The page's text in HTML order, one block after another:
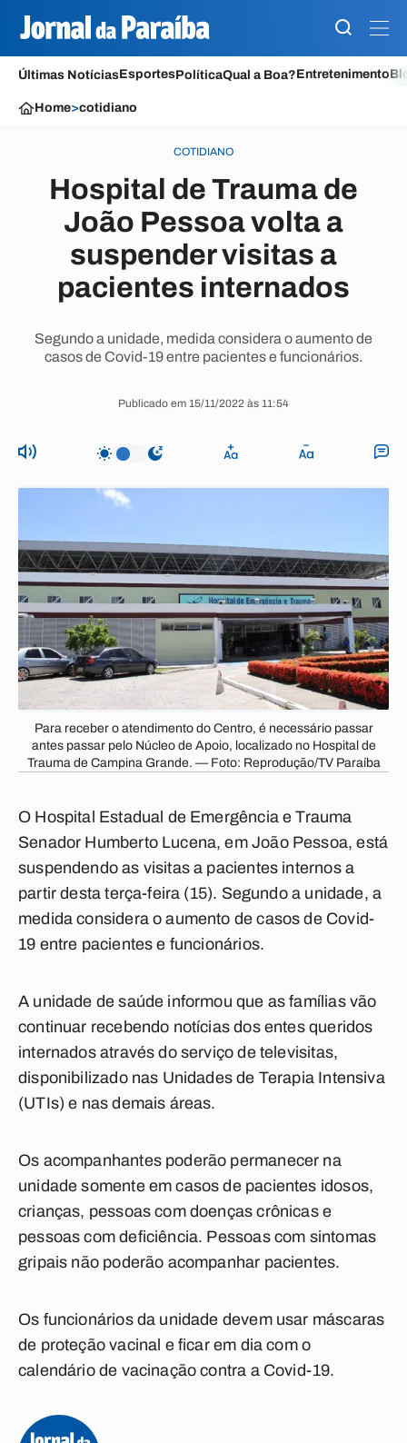
Últimas NotíciasEsportesPolíticaQual a Boa?Entretenimento
Home>cotidiano
COTIDIANO
Hospital de Trauma de
João Pessoa volta a
suspender visitas a
pacientes internados
Segundo a unidade, medida considera o aumento de
casos de Covid-19 entre pacientes e funcionários.
Publicado em 15/11/2022 às 11:54
Para receber o atendimento do Centro, é necessário passar
antes passar pelo Núcleo de Apoio, localizado no Hospital de
Trauma de Campina Grande. — Foto: Reprodução/TV Paraíba
O Hospital Estadual de Emergência e Trauma
Senador Humberto Lucena, em João Pessoa, está
suspendendo as visitas a pacientes internos a
partir desta terça-feira (15). Segundo a unidade, a
medida considera o aumento de casos de Covid-
19 entre pacientes e funcionários.
A unidade de saúde informou que as famílias vão
continuar recebendo notícias dos entes queridos
internados através do serviço de televisitas,
disponibilizado nas Unidades de Terapia Intensiva
(UTIs) e nas demais áreas.
Os acompanhantes poderão permanecer na
unidade somente em casos de pacientes idosos,
crianças, pessoas com doenças crônicas e
pessoas com deficiência. Pessoas com sintomas
gripais não poderão acompanhar pacientes.
Os funcionários da unidade devem usar máscaras
de proteção vacinal e ficar em dia com o
calendário de vacinação contra a Covid-19.